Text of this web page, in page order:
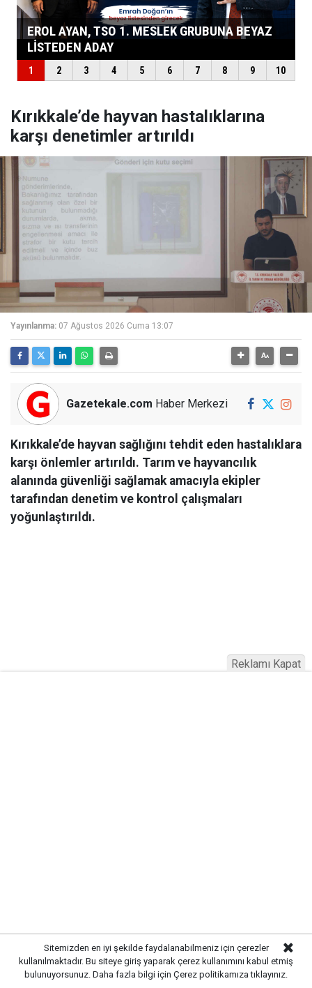
Kırıkkale’de hayvan hastalıklarına
karşı denetimler artırıldı
Yayınlanma: 07 Ağustos 2026 Cuma 13:07
Gazetekale.com Haber Merkezi
Kırıkkale’de hayvan sağlığını tehdit eden hastalıklara
karşı önlemler artırıldı. Tarım ve hayvancılık
alanında güvenliği sağlamak amacıyla ekipler
tarafından denetim ve kontrol çalışmaları
yoğunlaştırıldı.
Kırıkkale’de hayvan hastalıklarının yayılmasını önlemek
ve hayvancılığın sürdürülebilirliğini sağlamak amacıyla
çalışmalar hız kazandı. Yetkili ekipler, kent genelinde
Sitemizden en iyi şekilde faydalanabilmeniz için çerezler
kullanılmaktadır. Bu siteye giriş yaparak çerez kullanımını kabul etmiş
bulunuyorsunuz. Daha fazla bilgi için Çerez politikamıza tıklayınız.
Reklamı Kapat